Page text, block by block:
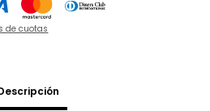
de cuotas